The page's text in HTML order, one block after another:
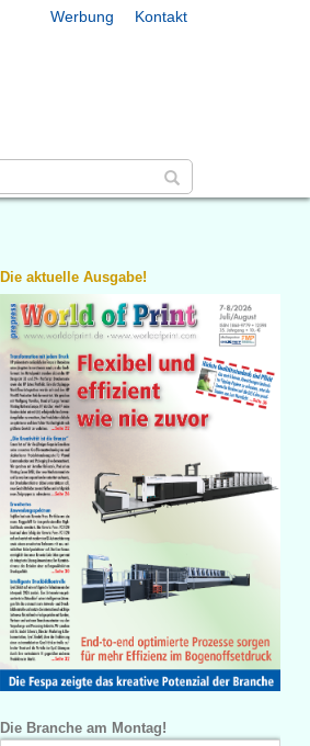
Werbung Kontakt
Die aktuelle Ausgabe!
Die Branche am Montag!